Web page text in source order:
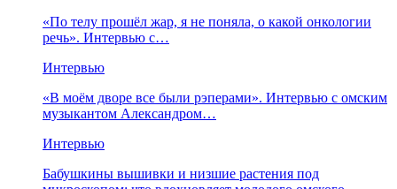
«По телу прошёл жар, я не поняла, о какой онкологии
речь». Интервью с…
Интервью
«В моём дворе все были рэперами». Интервью с омским
музыкантом Александром…
Интервью
Бабушкины вышивки и низшие растения под